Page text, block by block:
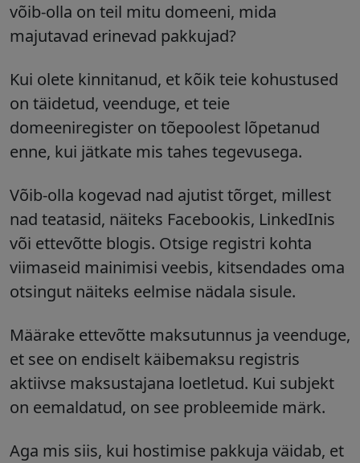
võib-olla on teil mitu domeeni, mida
majutavad erinevad pakkujad?
Kui olete kinnitanud, et kõik teie kohustused
on täidetud, veenduge, et teie
domeeniregister on tõepoolest lõpetanud
enne, kui jätkate mis tahes tegevusega.
Võib-olla kogevad nad ajutist tõrget, millest
nad teatasid, näiteks Facebookis, LinkedInis
või ettevõtte blogis. Otsige registri kohta
viimaseid mainimisi veebis, kitsendades oma
otsingut näiteks eelmise nädala sisule.
Määrake ettevõtte maksutunnus ja veenduge,
et see on endiselt käibemaksu registris
aktiivse maksustajana loetletud. Kui subjekt
on eemaldatud, on see probleemide märk.
Aga mis siis, kui hostimise pakkuja väidab, et